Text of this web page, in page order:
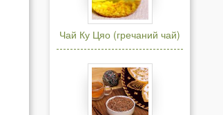
Чай Ку Цяо (гречаний чай)